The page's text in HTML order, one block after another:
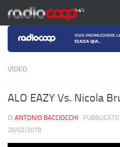
Salta al contenuto
VIDEO
ALO EAZY Vs. Nicola
DI ANTONIO BACCIOCCHI · PUBBLICATO
28/02/2018